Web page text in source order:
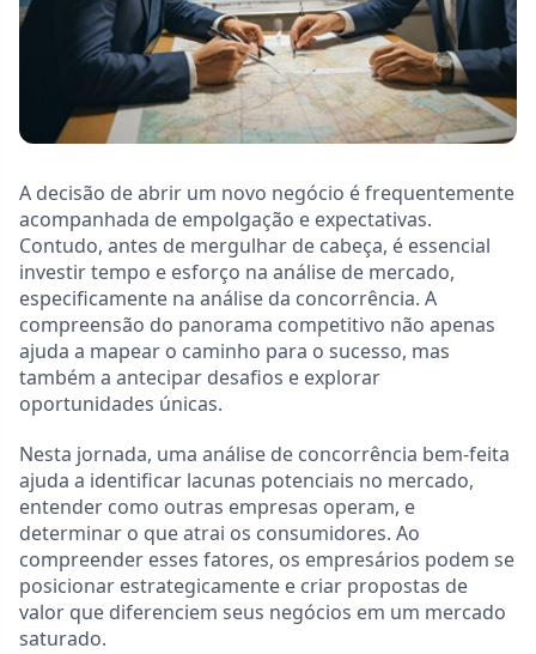
A decisão de abrir um novo negócio é frequentemente
acompanhada de empolgação e expectativas.
Contudo, antes de mergulhar de cabeça, é essencial
investir tempo e esforço na análise de mercado,
especificamente na análise da concorrência. A
compreensão do panorama competitivo não apenas
ajuda a mapear o caminho para o sucesso, mas
também a antecipar desafios e explorar
oportunidades únicas.
Nesta jornada, uma análise de concorrência bem-feita
ajuda a identificar lacunas potenciais no mercado,
entender como outras empresas operam, e
determinar o que atrai os consumidores. Ao
compreender esses fatores, os empresários podem se
posicionar estrategicamente e criar propostas de
valor que diferenciem seus negócios em um mercado
saturado.